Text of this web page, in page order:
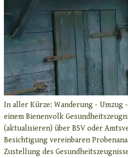
In aller Kürze: Wanderung - Umzug
einem Bienenvolk
(aktualisieren) über BSV oder
Besichtigung vereinbaren
Zustellung des